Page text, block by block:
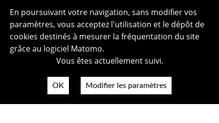
En poursuivant votre navigation, sans modifier vos
paramètres, vous acceptez l'utilisation et le dépôt de
cookies destinés à mesurer la fréquentation du site
grâce au logiciel Matomo.
Vous êtes actuellement suivi.
OK Modifier les paramètres